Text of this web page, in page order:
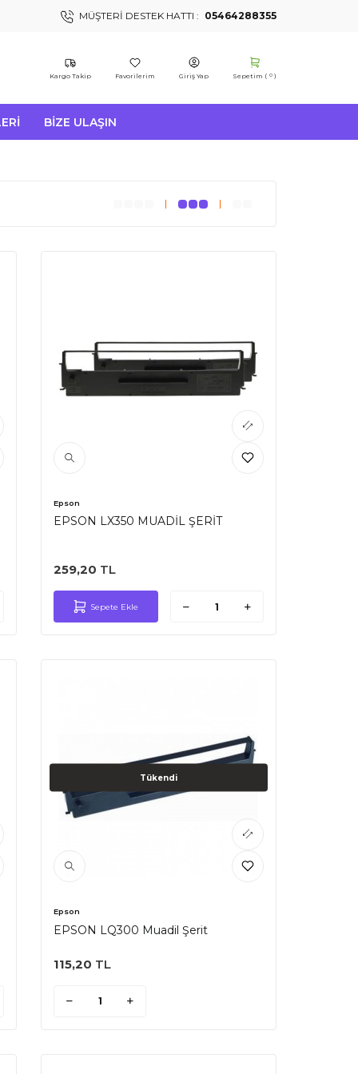
MÜŞTERI DESTEK HATTI : 05464288355
Kargo Takip Favorilerim Giriş Yap Sepetim ( 0 )
BIZE ULAŞIN
Epson
EPSON LX350 MUADİL ŞERİT
259,20 TL
Sepete Ekle
Tükendi
Epson
EPSON LQ300 Muadil Şerit
115,20 TL